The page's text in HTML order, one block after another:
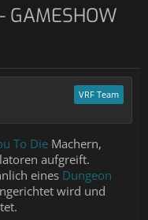
GAMESHOW
VRF Team
To Die Machern,
aufgreift.
eines Dungeon
wird und